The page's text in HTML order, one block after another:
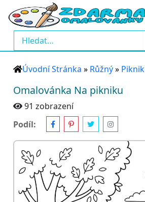
Úvodní Stránka » Růžný» Piknik
Omalovánka Na pikniku
91 zobrazení
Podíl: